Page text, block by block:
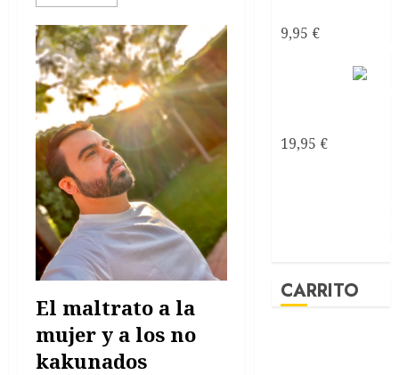
El maltrato a la
mujer y a los no
kakunados
9,95 €
19,95 €
CARRITO